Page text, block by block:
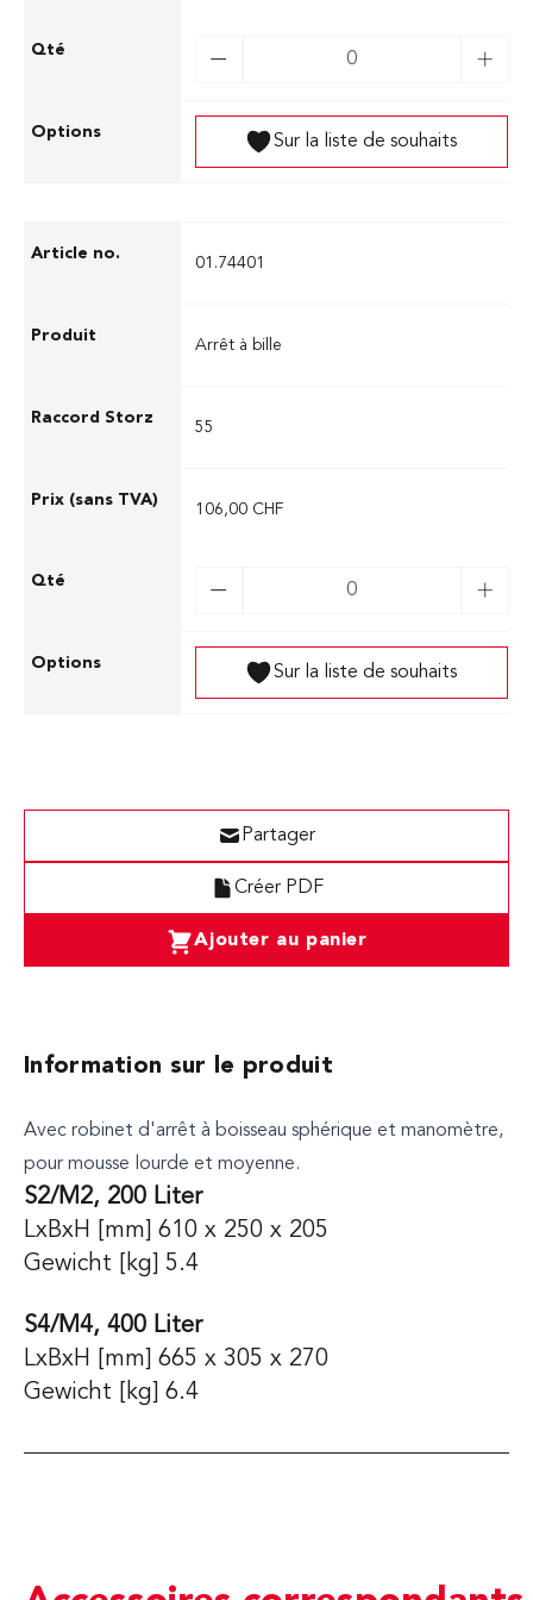
Sur la liste de souhaits
01.74401
Arrêt à bille
55
106,00 CHF
Sur la liste de souhaits
Ajouter au panier
Créer PDF
Partager
Information sur le produit
Avec robinet d'arrêt à boisseau sphérique et manomètre,
pour mousse lourde et moyenne.
S2/M2, 200 Liter
LxBxH [mm] 610 x 250 x 205
Gewicht [kg] 5.4
S4/M4, 400 Liter
LxBxH [mm] 665 x 305 x 270
Gewicht [kg] 6.4